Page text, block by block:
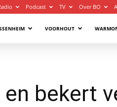
Podcast TV Over BO
VOORHOUT
bekert